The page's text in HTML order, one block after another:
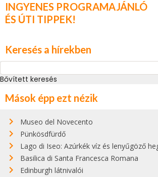
INGYENES PROGRAMAJÁNLÓ
ÉS ÚTI TIPPEK!
Keresés a hírekben
Bővített keresés
Mások épp ezt nézik
Museo del Novecento
Pünkösdfürdő
Lago di Iseo: Azúrkék víz és lenyűgöző
Basilica di Santa Francesca Romana
Edinburgh látnivalói